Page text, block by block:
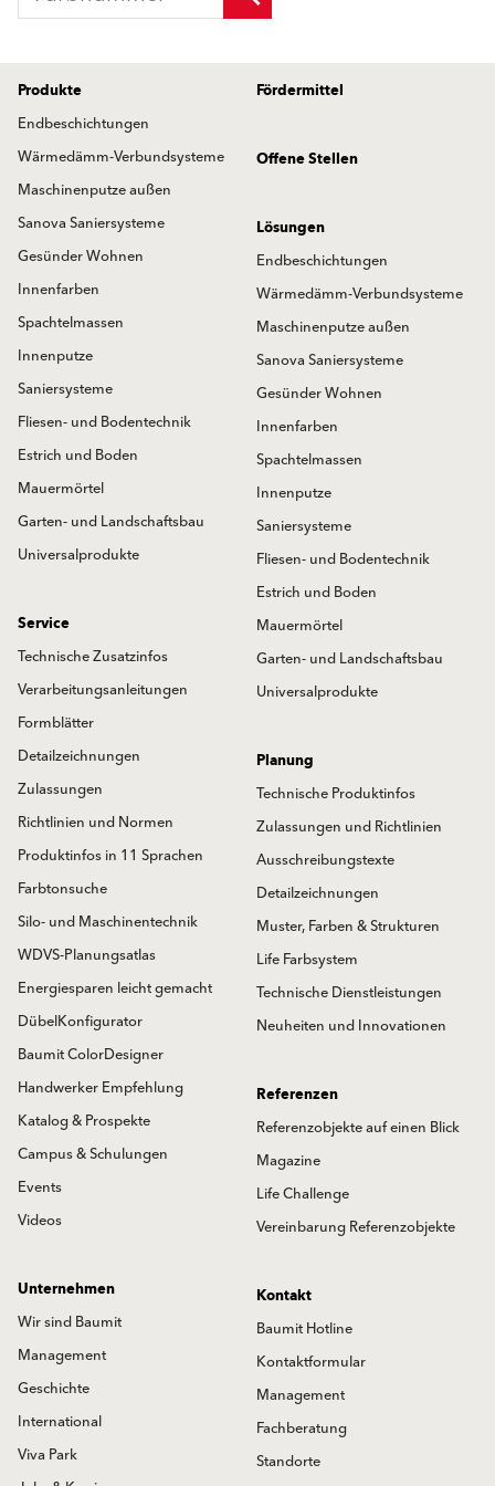
Produkte
Endbeschichtungen
Wärmedämm-Verbundsysteme
Maschinenputze außen
Sanova Saniersysteme
Gesünder Wohnen
Innenfarben
Spachtelmassen
Innenputze
Saniersysteme
Fliesen- und Bodentechnik
Estrich und Boden
Mauermörtel
Garten- und Landschaftsbau
Universalprodukte
Fördermittel
Offene Stellen
Lösungen
Endbeschichtungen
Wärmedämm-Verbundsysteme
Maschinenputze außen
Sanova Saniersysteme
Gesünder Wohnen
Innenfarben
Spachtelmassen
Innenputze
Saniersysteme
Fliesen- und Bodentechnik
Estrich und Boden
Mauermörtel
Garten- und Landschaftsbau
Universalprodukte
Service
Technische Zusatzinfos
Verarbeitungsanleitungen
Formblätter
Detailzeichnungen
Zulassungen
Richtlinien und Normen
Produktinfos in 11 Sprachen
Farbtonsuche
Silo- und Maschinentechnik
WDVS-Planungsatlas
Energiesparen leicht gemacht
DübelKonfigurator
Baumit ColorDesigner
Handwerker Empfehlung
Katalog & Prospekte
Campus & Schulungen
Events
Videos
Planung
Technische Produktinfos
Zulassungen und Richtlinien
Ausschreibungstexte
Detailzeichnungen
Muster, Farben & Strukturen
Life Farbsystem
Technische Dienstleistungen
Neuheiten und Innovationen
Referenzen
Referenzobjekte auf einen Blick
Magazine
Life Challenge
Vereinbarung Referenzobjekte
Unternehmen
Wir sind Baumit
Management
Geschichte
International
Viva Park
Kontakt
Baumit Hotline
Kontaktformular
Management
Fachberatung
Standorte